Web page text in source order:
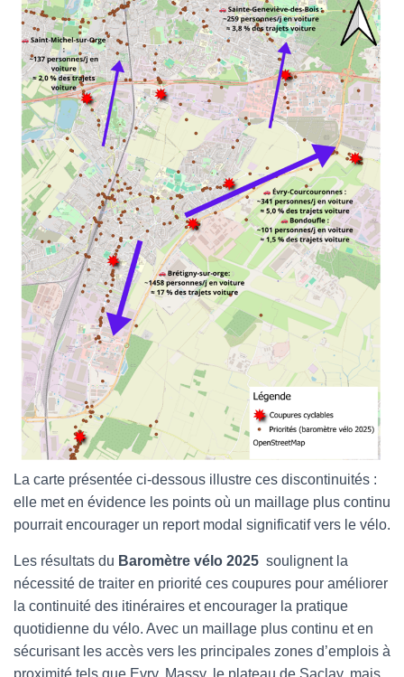
La carte présentée ci-dessous illustre ces discontinuités :
elle met en évidence les points où un maillage plus continu
pourrait encourager un report modal significatif vers le vélo.
Les résultats du Baromètre vélo 2025 soulignent la
nécessité de traiter en priorité ces coupures pour améliorer
la continuité des itinéraires et encourager la pratique
quotidienne du vélo. Avec un maillage plus continu et en
sécurisant les accès vers les principales zones d’emplois à
proximité tels que Evry, Massy, le plateau de Saclay, mais